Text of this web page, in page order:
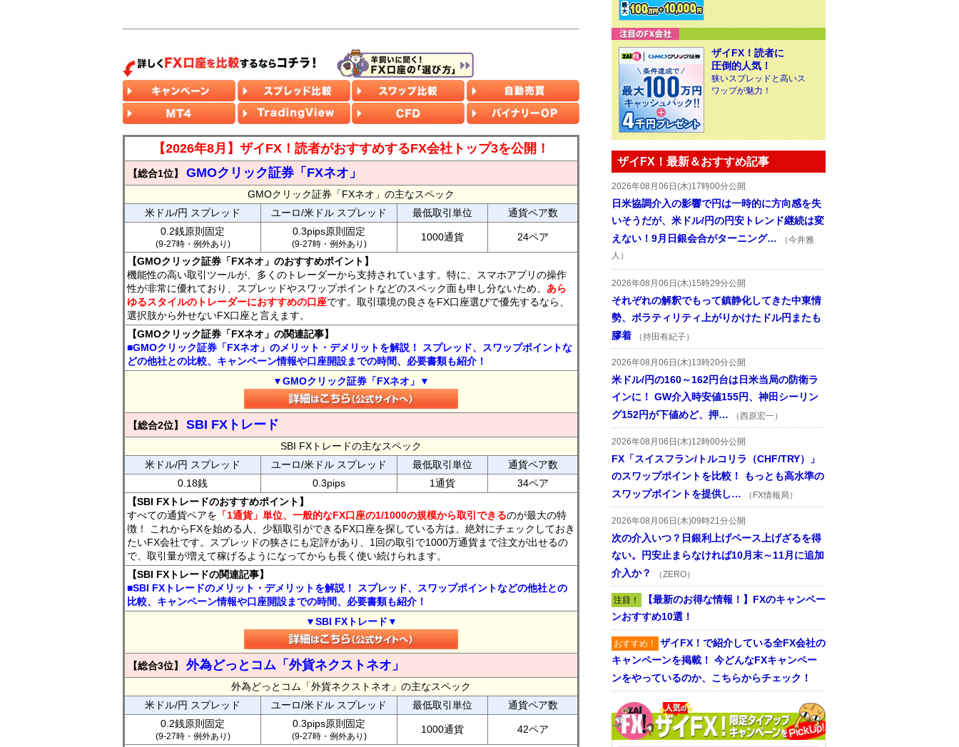
【2026年8月】ザイFX！読者がおすすめするFX会社トップ3を公開！
【総合1位】 GMOクリック証券「FXネオ」
GMOクリック証券「FXネオ」の主なスペック
米ドル/円 スプレッド
ユーロ/米ドル スプレッド 最低取引単位
通貨ペア数
0.2銭原則固定
(9-27時・例外あり)
0.3pips原則固定
(9-27時・例外あり)
1000通貨 24ペア
【GMOクリック証券「FXネオ」のおすすめポイント】
機能性の高い取引ツールが、多くのトレーダーから支持されています。特に、スマホアプリの操作
性が非常に優れており、スプレッドやスワップポイントなどのスペック面も申し分ないため、 あら
ゆるスタイルのトレーダーにおすすめの口座です。取引環境の良さをFX口座選びで優先するなら、
選択肢から外せないFX口座と言えます。
【GMOクリック証券「FXネオ」の関連記事】
■GMOクリック証券「FXネオ」のメリット・デメリットを解説！ スプレッド、スワップポイントな
どの他社との比較、キャンペーン情報や口座開設までの時間、必要書類も紹介！
▼GMOクリック証券「FXネオ」▼
【総合2位】 SBI FXトレード
SBI FXトレードの主なスペック
米ドル/円 スプレッド
ユーロ/米ドル スプレッド 最低取引単位
通貨ペア数
0.18銭
0.3pips 1通貨
34ペア
【SBI FXトレードのおすすめポイント】
すべての通貨ペアを 「1通貨」単位、一般的なFX口座の1/1000の規模から取引できるのが最大の特
徴！ これからFXを始める人、少額取引ができるFX口座を探している方は、絶対にチェックしておき
たいFX会社です。スプレッドの狭さにも定評があり、1回の取引で1000万通貨まで注文が出せるの
で、取引量が増えて稼げるようになってからも長く使い続けられます。
【SBI FXトレードの関連記事】
■SBI FXトレードのメリット・デメリットを解説！ スプレッド、スワップポイントなどの他社との
比較、キャンペーン情報や口座開設までの時間、必要書類も紹介！
▼SBI FXトレード▼
【総合3位】 外為どっとコム「外貨ネクストネオ」
外為どっとコム「外貨ネクストネオ」の主なスペック
米ドル/円 スプレッド
ユーロ/米ドル スプレッド 最低取引単位
通貨ペア数
0.2銭原則固定
(9-27時・例外あり)
0.3pips原則固定
(9-27時・例外あり)
1000通貨 42ペア
ザイFX！読者に
圧倒的人気！
狭いスプレッドと高いス
ワップが魅力！
ザイFX！最新＆おすすめ記事
2026年08月06日(木)17時00分公開
日米協調介入の影響で円は一時的に方向感を失
いそうだが、米ドル/円の円安トレンド継続は変
えない！9月日銀会合がターニング…
（今井雅
人）
2026年08月06日(木)15時29分公開
それぞれの解釈でもって鎮静化してきた中東情
勢、ボラティリティ上がりかけたドル円またも
膠着
（持田有紀子）
2026年08月06日(木)13時20分公開
米ドル/円の160～162円台は日米当局の防衛ラ
インに！ GW介入時安値155円、神田シーリン
グ152円が下値めど、押…
（西原宏一）
2026年08月06日(木)12時00分公開
FX「スイスフラン/トルコリラ（CHF/TRY）」
のスワップポイントを比較！ もっとも高水準の
スワップポイントを提供し…
（FX情報局）
2026年08月06日(木)09時21分公開
次の介入いつ？日銀利上げペース上げざるを得
ない。円安止まらなければ10月末～11月に追加
介入か？
（ZERO）
注目！ 【最新のお得な情報！】FXのキャンペー
ンおすすめ10選！
おすすめ！ ザイFX！で紹介している全FX会社の
キャンペーンを掲載！ 今どんなFXキャンペー
ンをやっているのか、こちらからチェック！